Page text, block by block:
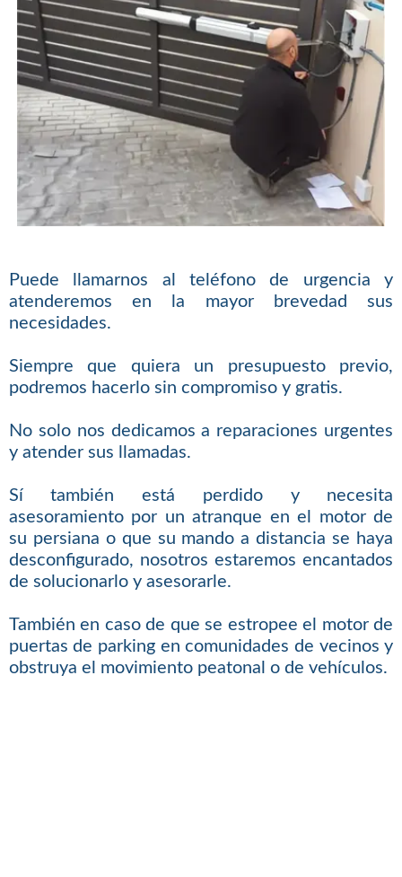
Puede llamarnos al teléfono de urgencia y
atenderemos en la mayor brevedad sus
necesidades.
Siempre que quiera un presupuesto previo,
podremos hacerlo sin compromiso y gratis.
No solo nos dedicamos a reparaciones urgentes
y atender sus llamadas.
Sí también está perdido y necesita
asesoramiento por un atranque en el motor de
su persiana o que su mando a distancia se haya
desconfigurado, nosotros estaremos encantados
de solucionarlo y asesorarle.
También en caso de que se estropee el motor de
puertas de parking en comunidades de vecinos y
obstruya el movimiento peatonal o de vehículos.